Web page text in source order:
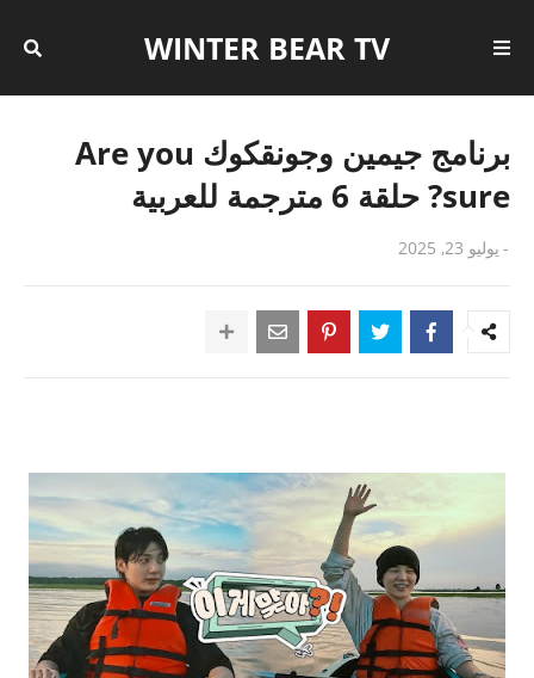
WINTER BEAR TV
برنامج جيمين وجونقكوك Are you
sure? حلقة 6 مترجمة للعربية
- يوليو 23, 2025